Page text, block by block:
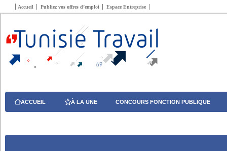
Accueil Publiez vos offres d’emploi Espace Entreprise
ACCUEIL À LA UNE CONCOURS FONCTION PUBLIQUE